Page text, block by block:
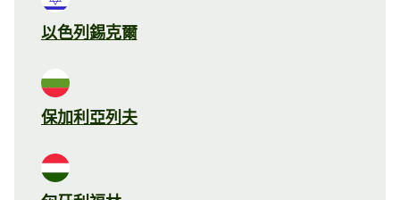
以色列錫克爾
保加利亞列夫